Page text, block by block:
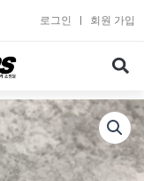
로그인 회원 가입